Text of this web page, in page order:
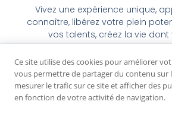
Vivez une expérience unique,
connaître, libérez votre plein
vos talents, créez la vie dont
Politique de confidentialité
Ce site utilise des cookies pour améliorer
vous permettre de partager du contenu sur
mesurer le trafic sur ce site et afficher des
en fonction de votre activité de navigation.